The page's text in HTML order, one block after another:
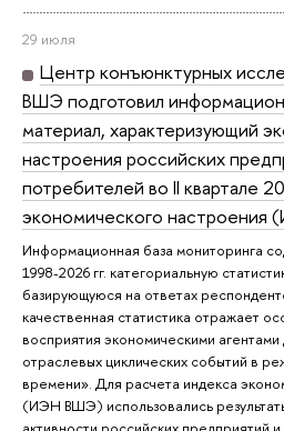
29 июля
Центр конъюнктурных
ВШЭ подготовил
материал, характеризующий
настроения российских
потребителей во II квартале
экономического
Информационная база мониторинга
1998-2026 гг. категориальную
базирующуюся на ответах
качественная статистика отражает
восприятия экономическими
отраслевых циклических событий в
времени». Для расчета индекса
(ИЭН ВШЭ) использовались